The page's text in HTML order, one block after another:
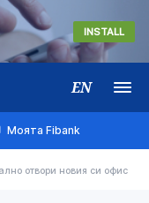
INSTALL
EN Меню
Моята Fibank
отвори новия си офис